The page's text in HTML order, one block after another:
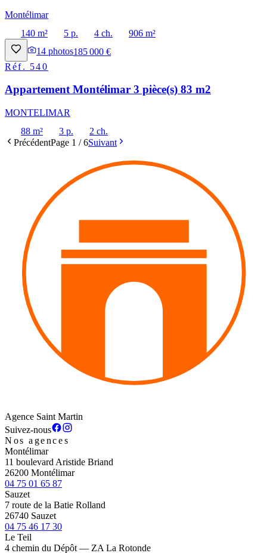
Montélimar
140 m²
5 p. 4 ch.
906 m²
14 photos185 000 €
Réf. 540
Appartement Montélimar 3 pièce(s) 83 m2
MONTELIMAR
88 m²
3 p.
2 ch.
PrécédentPage 1 /6Suivant
Agence Saint Martin
Suivez-nous
Nos agences
Montélimar
11 boulevard Aristide Briand
26200 Montélimar
04 75 01 65 87
Sauzet
7 route de la Batie Rolland
26740 Sauzet
04 75 46 17 30
Le Teil
4 chemin du Dépôt — ZA La Rotonde